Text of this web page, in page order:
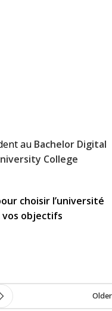
au Bachelor Digital
College
choisir l’université
vos objectifs
Older